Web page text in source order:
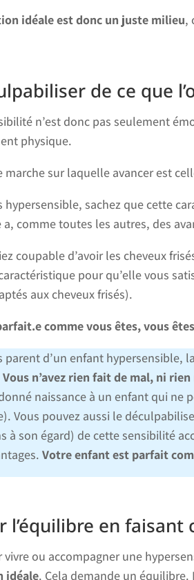
idéale est donc un juste milieu,
de ce que
n’est donc pas seulement
physique.
marche sur laquelle avancer est
hypersensible, sachez que cette
comme toutes les autres, des
coupable d’avoir les cheveux
pour qu’elle vous
aux cheveux frisés).
comme vous êtes, vous
parent d’un enfant hypersensible,
Vous n’avez rien fait de mal, ni
naissance à un enfant qui ne
Vous pouvez aussi le
à son égard) de cette sensibilité
Votre enfant est parfait
l’équilibre en
vivre ou accompagner une
idéale. Cela demande un